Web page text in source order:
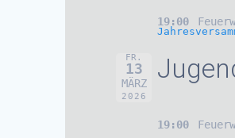
19:00
FR.
13
MÄRZ
2026
19:00